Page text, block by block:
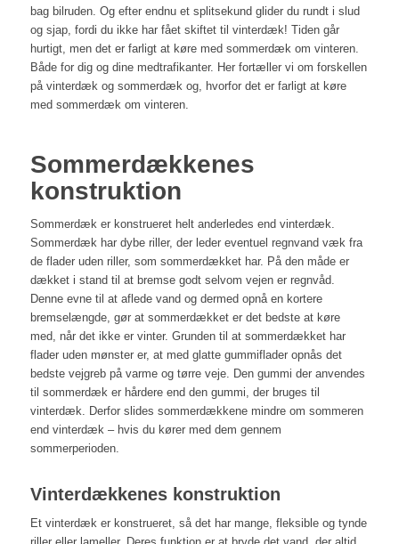
bag bilruden. Og efter endnu et splitsekund glider du rundt i slud
og sjap, fordi du ikke har fået skiftet til vinterdæk! Tiden går
hurtigt, men det er farligt at køre med sommerdæk om vinteren.
Både for dig og dine medtrafikanter. Her fortæller vi om forskellen
på vinterdæk og sommerdæk og, hvorfor det er farligt at køre
med sommerdæk om vinteren.
Sommerdækkenes
konstruktion
Sommerdæk er konstrueret helt anderledes end vinterdæk.
Sommerdæk har dybe riller, der leder eventuel regnvand væk fra
de flader uden riller, som sommerdækket har. På den måde er
dækket i stand til at bremse godt selvom vejen er regnvåd.
Denne evne til at aflede vand og dermed opnå en kortere
bremselængde, gør at sommerdækket er det bedste at køre
med, når det ikke er vinter. Grunden til at sommerdækket har
flader uden mønster er, at med glatte gummiflader opnås det
bedste vejgreb på varme og tørre veje. Den gummi der anvendes
til sommerdæk er hårdere end den gummi, der bruges til
vinterdæk. Derfor slides sommerdækkene mindre om sommeren
end vinterdæk – hvis du kører med dem gennem
sommerperioden.
Vinterdækkenes konstruktion
Et vinterdæk er konstrueret, så det har mange, fleksible og tynde